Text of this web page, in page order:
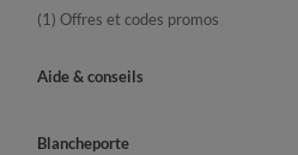
(1) Offres et codes promos
Aide & conseils
Blancheporte